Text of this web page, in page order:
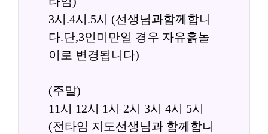
3시.4시.5시 (선생님과함께합니
다.단,3인미만일 경우 자유흙놀
이로 변경됩니다)
(주말)
11시 12시 1시 2시 3시 4시 5시
(전타임 지도선생님과 함께합니